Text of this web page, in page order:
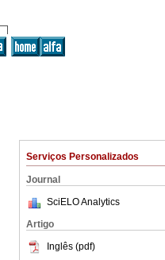
Serviços Personalizados
Journal
SciELO Analytics
Artigo
Inglês (pdf)